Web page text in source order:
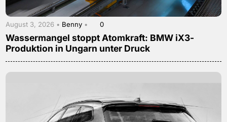
August 3, 2026 • Benny • 0
Wassermangel stoppt Atomkraft: BMW iX3-
Produktion in Ungarn unter Druck